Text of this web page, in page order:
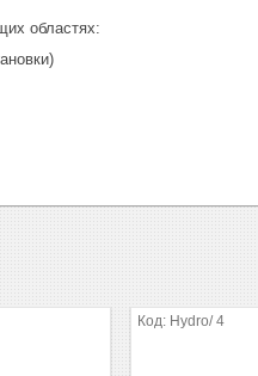
областях:
Hydro/ 4